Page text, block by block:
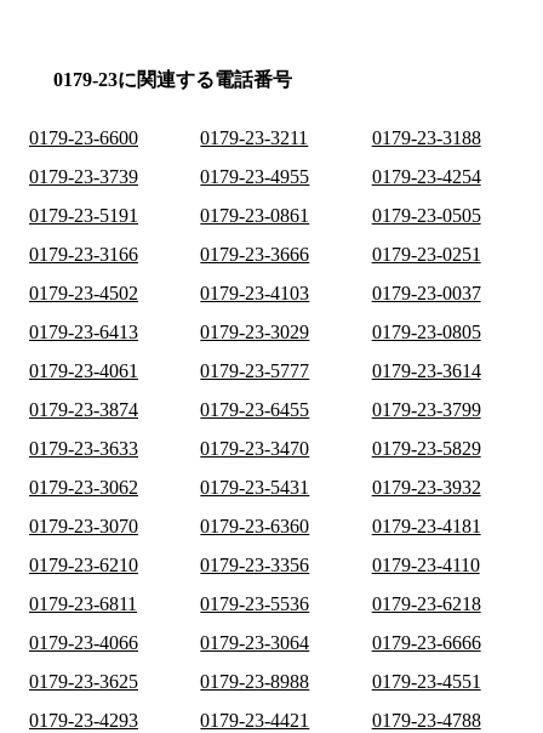
0179-23に関連する電話番号
0179-23-6600 0179-23-3211
0179-23-3188
0179-23-3739
0179-23-4955
0179-23-4254
0179-23-5191
0179-23-0861
0179-23-0505
0179-23-3166
0179-23-3666
0179-23-0251
0179-23-4502
0179-23-4103
0179-23-0037
0179-23-6413
0179-23-3029
0179-23-0805
0179-23-4061
0179-23-5777
0179-23-3614
0179-23-3874
0179-23-6455
0179-23-3799
0179-23-3633
0179-23-3470
0179-23-5829
0179-23-3062
0179-23-5431
0179-23-3932
0179-23-3070
0179-23-6360
0179-23-4181
0179-23-6210
0179-23-3356
0179-23-4110
0179-23-6811
0179-23-5536
0179-23-6218
0179-23-4066
0179-23-3064
0179-23-6666
0179-23-3625
0179-23-8988
0179-23-4551
0179-23-4293
0179-23-4421
0179-23-4788